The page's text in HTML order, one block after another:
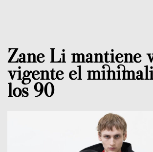
Zane Li mantiene
vigente el
los 90